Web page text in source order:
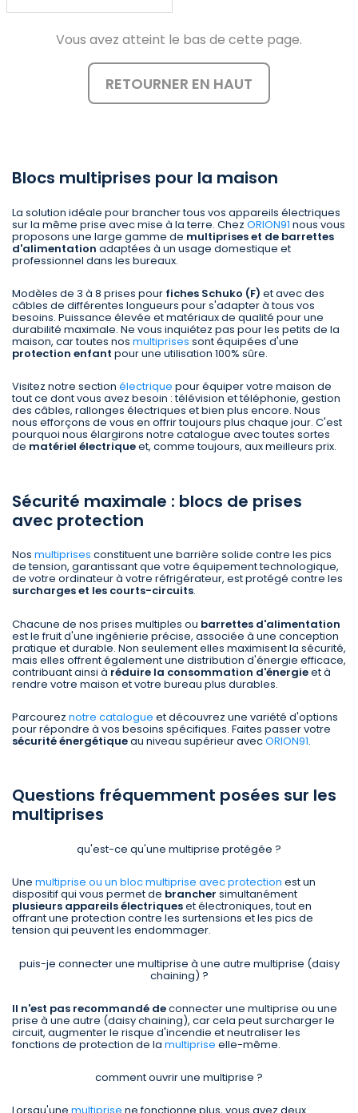
Vous avez atteint le bas de cette page.
RETOURNER EN HAUT
Blocs multiprises pour la maison
La solution idéale pour brancher tous vos appareils électriques
sur la même prise avec mise à la terre. Chez ORION91 nous vous
proposons une large gamme de multiprises et de barrettes
d'alimentation adaptées à un usage domestique et
professionnel dans les bureaux.
Modèles de 3 à 8 prises pour fiches Schuko (F) et avec des
câbles de différentes longueurs pour s'adapter à tous vos
besoins. Puissance élevée et matériaux de qualité pour une
durabilité maximale. Ne vous inquiétez pas pour les petits de la
maison, car toutes nos multiprises sont équipées d'une
protection enfant pour une utilisation 100% sûre.
Visitez notre section électrique pour équiper votre maison de
tout ce dont vous avez besoin : télévision et téléphonie, gestion
des câbles, rallonges électriques et bien plus encore. Nous
nous efforçons de vous en offrir toujours plus chaque jour. C'est
pourquoi nous élargirons notre catalogue avec toutes sortes
de matériel électriqueet, comme toujours, aux meilleurs prix.
Sécurité maximale : blocs de prises
avec protection
Nos multiprises constituent une barrière solide contre les pics
de tension, garantissant que votre équipement technologique,
de votre ordinateur à votre réfrigérateur, est protégé contre les
surcharges et les courts-circuits.
Chacune de nos prises multiples ou barrettes d'alimentation
est le fruit d'une ingénierie précise, associée à une conception
pratique et durable. Non seulement elles maximisent la sécurité,
mais elles offrent également une distribution d'énergie efficace,
contribuant ainsi à réduire la consommation d'énergieet à
rendre votre maison et votre bureau plus durables.
Parcourez notre catalogue et découvrez une variété d'options
pour répondre à vos besoins spécifiques. Faites passer votre
sécurité énergétiqueau niveau supérieur avecORION91.
Questions fréquemment posées sur les
multiprises
qu'est-ce qu'une multiprise protégée ?
Une multiprise ou un bloc multiprise avec protection est un
dispositif qui vous permet de brancher simultanément
plusieurs appareils électriqueset électroniques, tout en
offrant une protection contre les surtensions et les pics de
tension qui peuvent les endommager.
puis-je connecter une multiprise à une autre multiprise (daisy
chaining) ?
Il n'est pas recommandé deconnecter une multiprise ou une
prise à une autre (daisy chaining), car cela peut surcharger le
circuit, augmenter le risque d'incendie et neutraliser les
fonctions de protection de la multiprise elle-même.
comment ouvrir une multiprise ?